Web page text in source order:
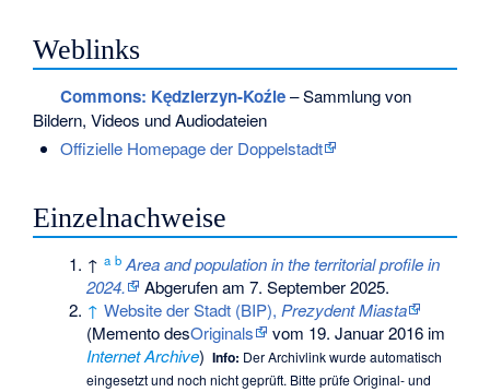
Weblinks
Commons: Kędzierzyn-Koźle– Sammlung von
Bildern, Videos und Audiodateien
Offizielle Homepage der Doppelstadt
Einzelnachweise
↑a b Area and population in the territorial profile in
2024.
Abgerufen am 7. September 2025.
↑ Website der Stadt (BIP),Prezydent Miasta
(MementodesOriginals
vom 19. Januar 2016 im
Internet Archive) Info: Der Archivlink wurde automatisch
eingesetzt und noch nicht geprüft. Bitte prüfe Original- und